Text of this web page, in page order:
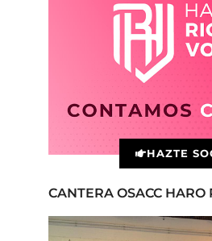
HAZTE
CANTERA OSACC HARO